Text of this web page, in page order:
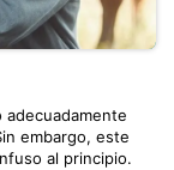
adecuadamente
embargo, este
al principio.